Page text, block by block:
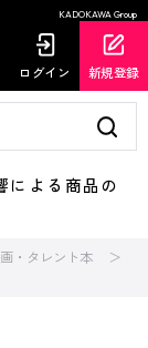
KADOKAWA Group
ログイン 新規登録
よる商品の
・タレント本